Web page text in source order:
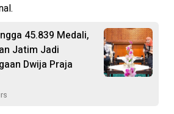
45.839 Medali,
Jatim Jadi
Dwija Praja